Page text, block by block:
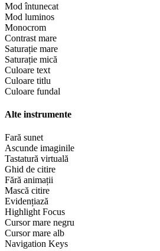
Mod întunecat
Mod luminos
Monocrom
Contrast mare
Saturație mare
Saturație mică
Culoare text
Culoare titlu
Culoare fundal
Alte instrumente
Fară sunet
Ascunde imaginile
Tastatură virtuală
Ghid de citire
Fără animații
Mască citire
Evidențiază
Highlight Focus
Cursor mare negru
Cursor mare alb
Navigation Keys